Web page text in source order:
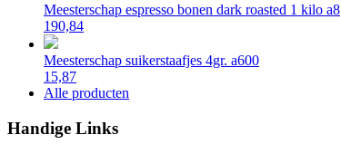
Meesterschap espresso bonen dark roasted 1 kilo a8
190,84
Meesterschap suikerstaafjes 4gr. a600
15,87
Alle producten
Handige Links